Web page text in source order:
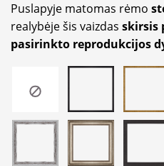
Puslapyje matomas rėmo
realybėje šis vaizdas skirsis
pasirinkto reprodukcijos